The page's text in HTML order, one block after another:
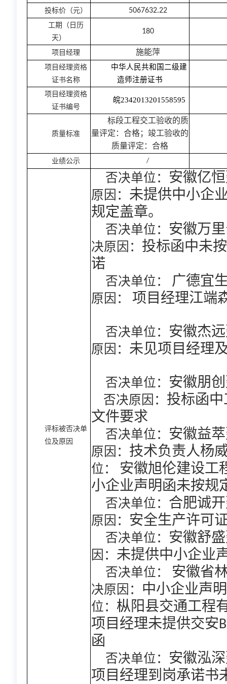
投标价（元） 5067632.22
工期（日历
天）
180
项目经理 施能萍
项目经理资格
证书名称
中华人民共和国二级建
造师注册证书
项目经理资格
证书编号
皖2342013201558595
质量标准
标段工程交工验收的质
量评定：合格；竣工验收的
质量评定：合格
业绩公示 /
评标被否决单
位及原因
否决单位： 安徽亿
原因： 未提供中小企
规定盖章。
否决单位： 安徽万
决原因： 投标函中未
诺
否决单位： 广德宜
原因： 项目经理江端
否决单位： 安徽杰
原因： 未见项目经理
否决单位： 安徽朋
否决原因： 投标函
文件要求
否决单位： 安徽益
原因： 技术负责人杨
位：
安徽旭伦建设工
小企业声明函未按规
否决单位： 合肥诚
原因： 安全生产许可
否决单位： 安徽舒
因： 未提供中小企业
否决单位： 安徽省
决原因： 中小企业声
位： 枞阳县交通工程
项目经理未提供交安
函
否决单位： 安徽泓
项目经理到岗承诺书